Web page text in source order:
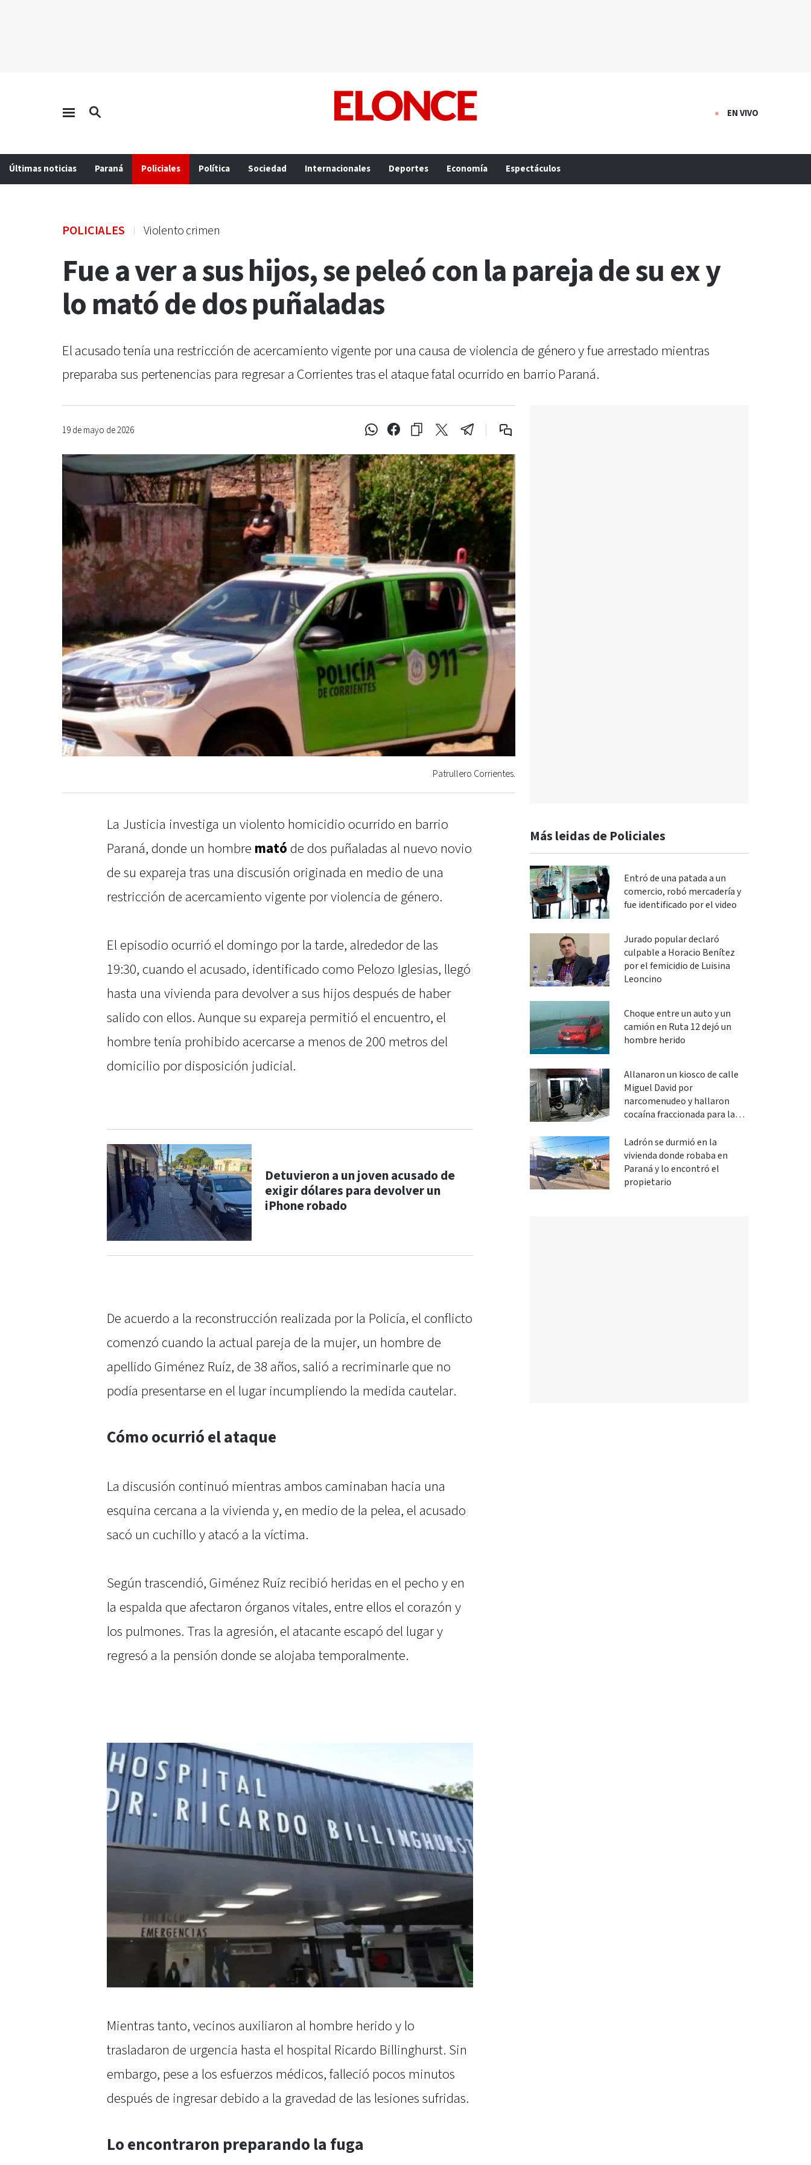
EN VIVO
Últimas noticias Paraná Policiales Política Sociedad Internacionales Deportes Economía Espectáculos
POLICIALES Violento crimen
Fue a ver a sus hijos, se peleó con la pareja de su ex y
lo mató de dos puñaladas
El acusado tenía una restricción de acercamiento vigente por una causa de violencia de género y fue arrestado mientras
preparaba sus pertenencias para regresar a Corrientes tras el ataque fatal ocurrido en barrio Paraná.
19 de mayo de 2026
Patrullero Corrientes.
La Justicia investiga un violento homicidio ocurrido en barrio
Paraná, donde un hombre mató de dos puñaladas al nuevo novio
de su expareja tras una discusión originada en medio de una
restricción de acercamiento vigente por violencia de género.
El episodio ocurrió el domingo por la tarde, alrededor de las
19:30, cuando el acusado, identificado como Pelozo Iglesias, llegó
hasta una vivienda para devolver a sus hijos después de haber
salido con ellos. Aunque su expareja permitió el encuentro, el
hombre tenía prohibido acercarse a menos de 200 metros del
domicilio por disposición judicial.
Detuvieron a un joven acusado de
exigir dólares para devolver un
iPhone robado
De acuerdo a la reconstrucción realizada por la Policía, el conflicto
comenzó cuando la actual pareja de la mujer, un hombre de
apellido Giménez Ruíz, de 38 años, salió a recriminarle que no
podía presentarse en el lugar incumpliendo la medida cautelar.
Cómo ocurrió el ataque
La discusión continuó mientras ambos caminaban hacia una
esquina cercana a la vivienda y, en medio de la pelea, el acusado
sacó un cuchillo y atacó a la víctima.
Según trascendió, Giménez Ruíz recibió heridas en el pecho y en
la espalda que afectaron órganos vitales, entre ellos el corazón y
los pulmones. Tras la agresión, el atacante escapó del lugar y
regresó a la pensión donde se alojaba temporalmente.
Mientras tanto, vecinos auxiliaron al hombre herido y lo
trasladaron de urgencia hasta el hospital Ricardo Billinghurst. Sin
embargo, pese a los esfuerzos médicos, falleció pocos minutos
después de ingresar debido a la gravedad de las lesiones sufridas.
Lo encontraron preparando la fuga
Más leidas de Policiales
Entró de una patada a un
comercio, robó mercadería y
fue identificado por el video
Jurado popular declaró
culpable a Horacio Benítez
por el femicidio de Luisina
Leoncino
Choque entre un auto y un
camión en Ruta 12 dejó un
hombre herido
Allanaron un kiosco de calle
Miguel David por
narcomenudeo y hallaron
cocaína fraccionada para la
Ladrón se durmió en la
vivienda donde robaba en
Paraná y lo encontró el
propietario